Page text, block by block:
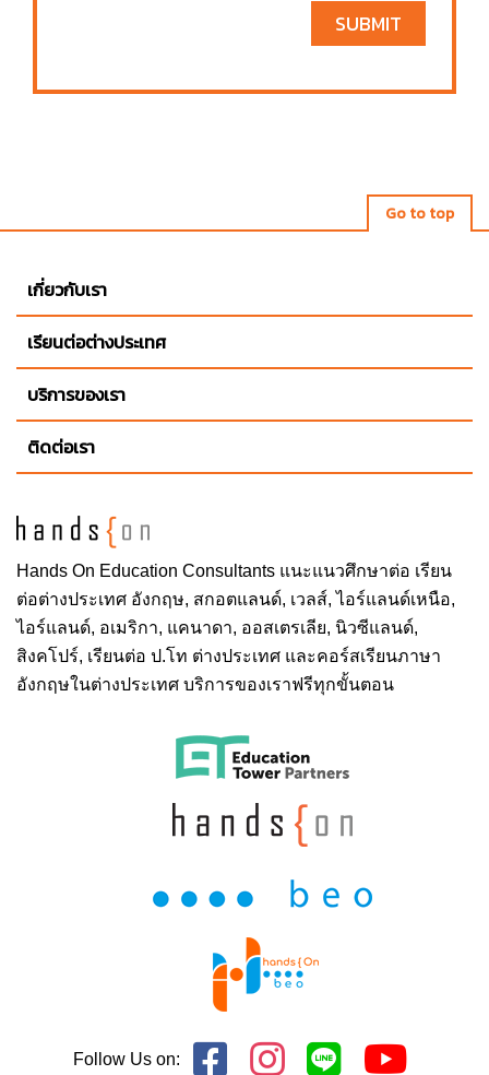
SUBMIT
Go to top
Hands On Education Consultants แนะแนวศึกษาต่อ เรียน
ต่อต่างประเทศ อังกฤษ, สกอตแลนด์, เวลส์, ไอร์แลนด์เหนือ,
ไอร์แลนด์, อเมริกา, แคนาดา, ออสเตรเลีย, นิวซีแลนด์,
สิงคโปร์, เรียนต่อ ป.โท ต่างประเทศ และคอร์สเรียนภาษา
อังกฤษในต่างประเทศ บริการของเราฟรีทุกขั้นตอน
เกี่ยวกับเรา
เรียนต่อต่างประเทศ
บริการของเรา
ติดต่อเรา
Follow Us on: